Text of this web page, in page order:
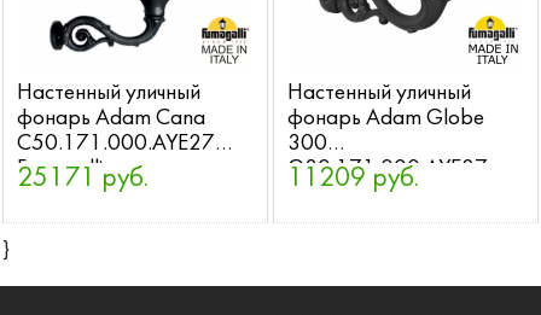
Настенный уличный
фонарь Adam Cana
C50.171.000.AYE27
Fumagalli
25171 руб.
Настенный уличный
фонарь Adam Globe
300
G30.171.000.AYE27
11209 руб.
}